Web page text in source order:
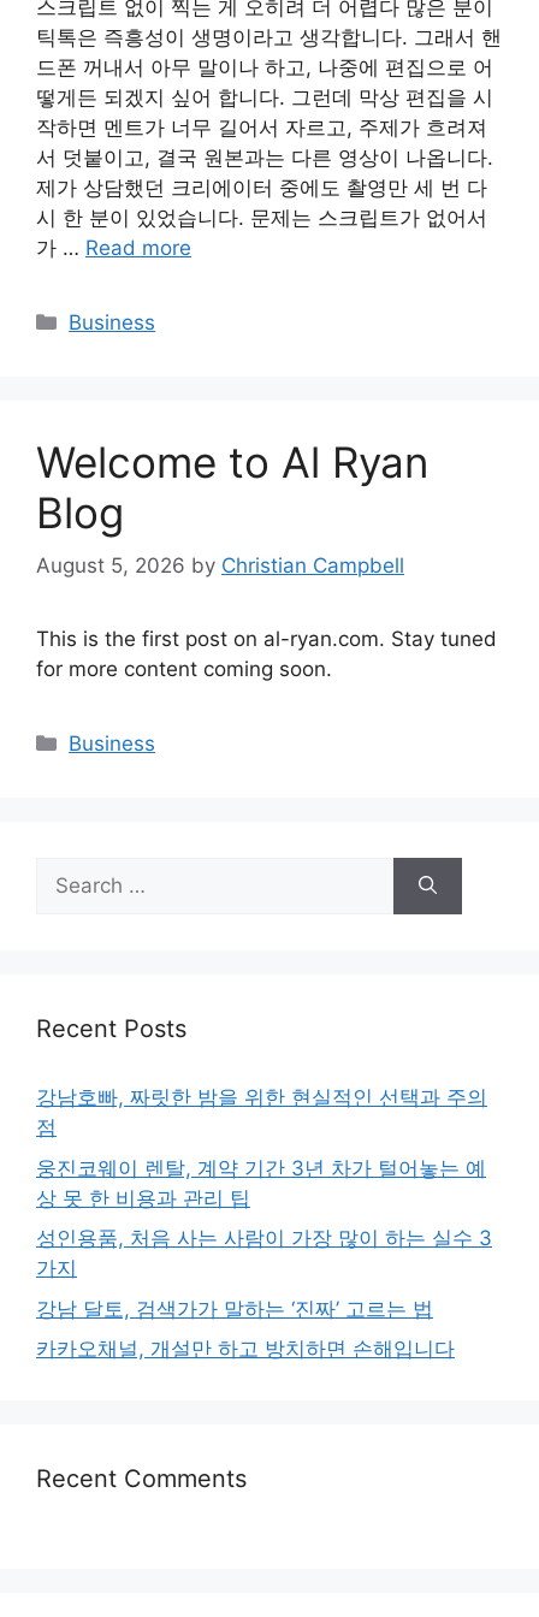
스크립트 없이 찍는 게 오히려 더 어렵다 많은 분이
틱톡은 즉흥성이 생명이라고 생각합니다. 그래서 핸
드폰 꺼내서 아무 말이나 하고, 나중에 편집으로 어
떻게든 되겠지 싶어 합니다. 그런데 막상 편집을 시
작하면 멘트가 너무 길어서 자르고, 주제가 흐려져
서 덧붙이고, 결국 원본과는 다른 영상이 나옵니다.
제가 상담했던 크리에이터 중에도 촬영만 세 번 다
시 한 분이 있었습니다. 문제는 스크립트가 없어서
가 … Read more
Categories
Business
Welcome to Al Ryan
Blog
August 5, 2026 by Christian Campbell
This is the first post on al-ryan.com. Stay tuned
for more content coming soon.
Categories
Business
Search
for:
Recent Posts
강남호빠, 짜릿한 밤을 위한 현실적인 선택과 주의
점
웅진코웨이 렌탈, 계약 기간 3년 차가 털어놓는 예
상 못 한 비용과 관리 팁
성인용품, 처음 사는 사람이 가장 많이 하는 실수 3
가지
강남 달토, 검색가가 말하는 ‘진짜’ 고르는 법
카카오채널, 개설만 하고 방치하면 손해입니다
Recent Comments